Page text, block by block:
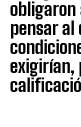
obligaron
pensar al
exigirían,